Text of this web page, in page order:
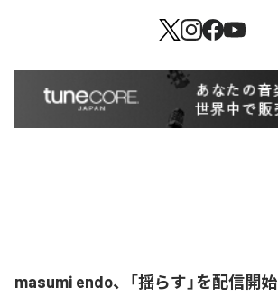
masumi endo、「揺らす」を配信開始